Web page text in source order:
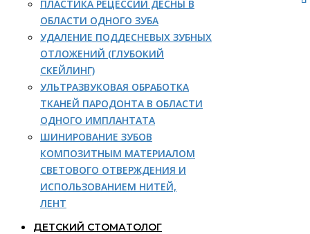
ПЛАСТИКА РЕЦЕССИИ ДЕСНЫ В
ОБЛАСТИ ОДНОГО ЗУБА
УДАЛЕНИЕ ПОДДЕСНЕВЫХ ЗУБНЫХ
ОТЛОЖЕНИЙ (ГЛУБОКИЙ
СКЕЙЛИНГ)
УЛЬТРАЗВУКОВАЯ ОБРАБОТКА
ТКАНЕЙ ПАРОДОНТА В ОБЛАСТИ
ОДНОГО ИМПЛАНТАТА
ШИНИРОВАНИЕ ЗУБОВ
КОМПОЗИТНЫМ МАТЕРИАЛОМ
СВЕТОВОГО ОТВЕРЖДЕНИЯ И
ИСПОЛЬЗОВАНИЕМ НИТЕЙ,
ЛЕНТ
ДЕТСКИЙ СТОМАТОЛОГ